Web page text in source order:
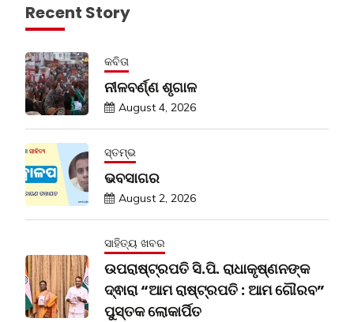
Recent Story
କବିତା
ନୀଳବର୍ଣ୍ଣ ଶୃଗାଳ
August 4, 2026
ସ୍ତମ୍ଭ
ଭବସାଗର
August 2, 2026
ସାହିତ୍ୟ ଖବର
ଉପରାଷ୍ଟ୍ରପତି ସି.ପି. ରାଧାକୃଷ୍ଣନଙ୍କ
ଦ୍ଵାରା “ଆମ ରାଷ୍ଟ୍ରପତି : ଆମ ଗୌରବ”
ପୁସ୍ତକ ଲୋକାର୍ପିତ